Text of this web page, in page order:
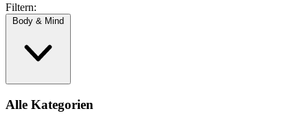
Filtern:
Body & Mind
Alle Kategorien